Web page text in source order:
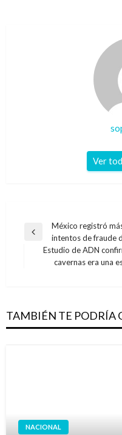
Ver
Navegación
entradas
Entrada
anterior
México registró
intentos de fraude
Entrada
Estudio de ADN
cavernas era una
TAMBIÉN TE PODRÍA
NACIONAL